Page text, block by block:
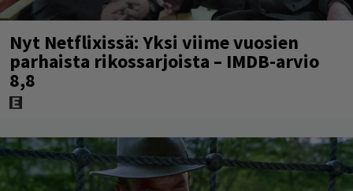
Nyt Netflixissä: Yksi viime vuosien
parhaista rikossarjoista – IMDB-arvio
8,8